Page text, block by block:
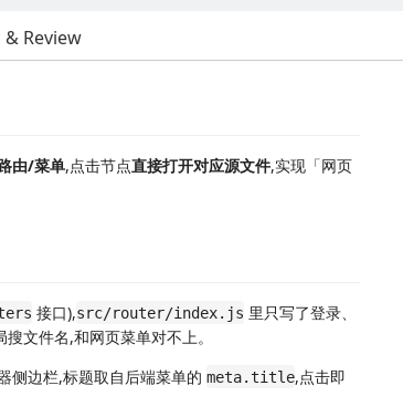
& Review
由/菜单,点击节点直接打开对应源文件,实现「网页
接口),src/router/index.js 里只写了登录、
文件名,和网页菜单对不上。
侧边栏,标题取自后端菜单的 meta.title,点击即